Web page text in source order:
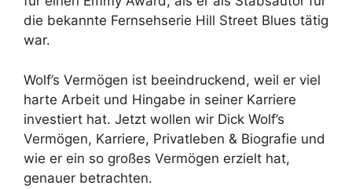
die bekannte Fernsehserie Hill Street Blues tätig
war.
Wolf’s Vermögen ist beeindruckend, weil er viel
harte Arbeit und Hingabe in seiner Karriere
investiert hat. Jetzt wollen wir Dick Wolf’s
Vermögen, Karriere, Privatleben & Biografie und
wie er ein so großes Vermögen erzielt hat,
genauer betrachten.